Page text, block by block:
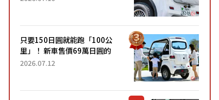
只要150日圓就能跑「100公
里」！ 新車售價69萬日圓的
「3人座」Trike大受歡迎！ 順
2026.07.12